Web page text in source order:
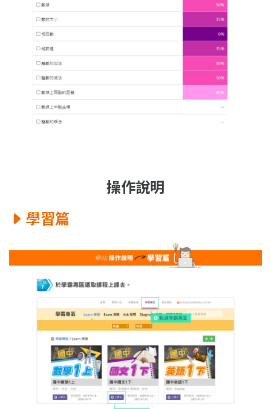
操作說明
學習篇